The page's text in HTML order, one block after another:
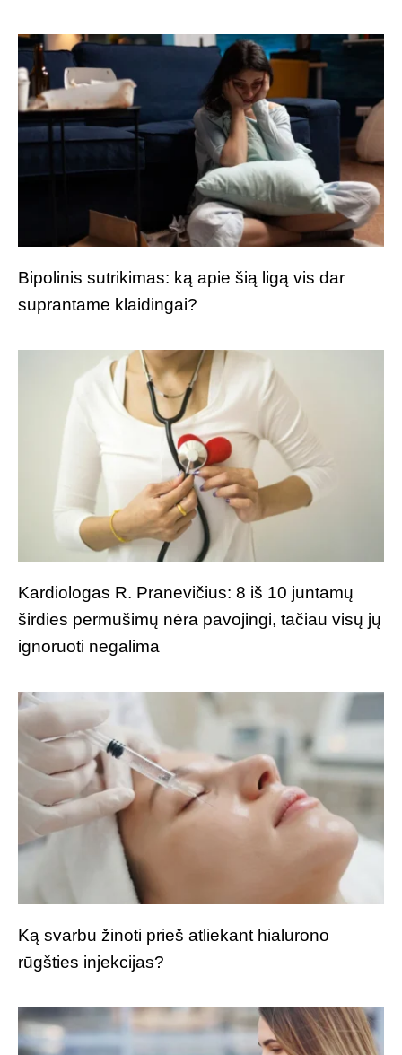
Bipolinis sutrikimas: ką apie šią ligą vis dar
suprantame klaidingai?
Kardiologas R. Pranevičius: 8 iš 10 juntamų
širdies permušimų nėra pavojingi, tačiau visų jų
ignoruoti negalima
Ką svarbu žinoti prieš atliekant hialurono
rūgšties injekcijas?